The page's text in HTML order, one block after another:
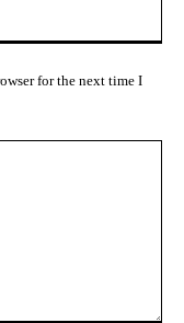
for the next time I